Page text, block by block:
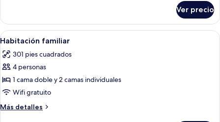
o
individuales,
vista
al
mar
estándar
con
1
matrimonial
o
individuales,
vista
mar
Ver precio
Abrir
todas
las
fotos
de
Habitación
familiar
Una cama bien hecha con ropa
6
Habitación familiar
301 pies cuadrados
4 personas
1 cama doble y 2 camas individuales
Wifi gratuito
Más detalles
Más